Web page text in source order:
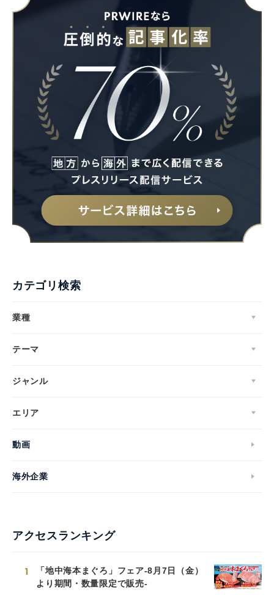
カテゴリ検索
業種
テーマ
ジャンル
エリア
動画
海外企業
アクセスランキング
1
「地中海本まぐろ」フェア-8月7日（金）
より期間・数量限定で販売-